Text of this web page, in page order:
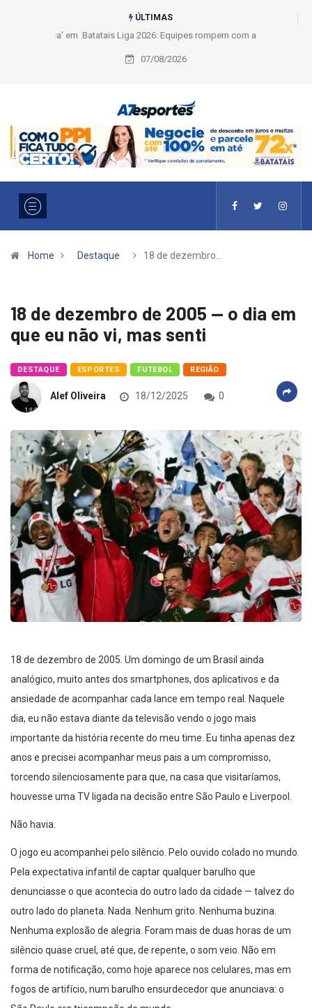
ÚLTIMAS
Liga 2026: Equipes rompem com a LABE na Série Ouro e entidade define
a 2° fase, times e formato
07/08/2026
Home Destaque 18 de dezembro…
18 de dezembro de 2005 — o dia em
que eu não vi, mas senti
DESTAQUE ESPORTES FUTEBOL REGIÃO
Alef Oliveira 18/12/2025 0
18 de dezembro de 2005. Um domingo de um Brasil ainda
analógico, muito antes dos smartphones, dos aplicativos e da
ansiedade de acompanhar cada lance em tempo real. Naquele
dia, eu não estava diante da televisão vendo o jogo mais
importante da história recente do meu time. Eu tinha apenas dez
anos e precisei acompanhar meus pais a um compromisso,
torcendo silenciosamente para que, na casa que visitaríamos,
houvesse uma TV ligada na decisão entre São Paulo e Liverpool.
Não havia.
O jogo eu acompanhei pelo silêncio. Pelo ouvido colado no mundo.
Pela expectativa infantil de captar qualquer barulho que
denunciasse o que acontecia do outro lado da cidade — talvez do
outro lado do planeta. Nada. Nenhum grito. Nenhuma buzina.
Nenhuma explosão de alegria. Foram mais de duas horas de um
silêncio quase cruel, até que, de repente, o som veio. Não em
forma de notificação, como hoje aparece nos celulares, mas em
fogos de artifício, num barulho ensurdecedor que anunciava: o